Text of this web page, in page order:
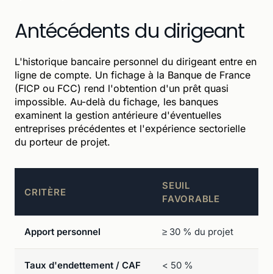
Antécédents du dirigeant
L'historique bancaire personnel du dirigeant entre en
ligne de compte. Un fichage à la Banque de France
(FICP ou FCC) rend l'obtention d'un prêt quasi
impossible. Au-delà du fichage, les banques
examinent la gestion antérieure d'éventuelles
entreprises précédentes et l'expérience sectorielle
du porteur de projet.
CRITÈRE
SEUIL
FAVORABLE
Apport personnel ≥ 30 % du projet
Taux d'endettement / CAF < 50 %